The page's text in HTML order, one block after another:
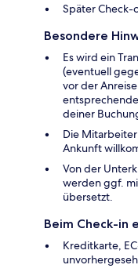
Später
Besondere
Es wird ein
(eventuell
vor der
deiner
Die
Ankunft
Von der
werden ggf.
übersetzt.
Beim Check-in
Kreditkarte,